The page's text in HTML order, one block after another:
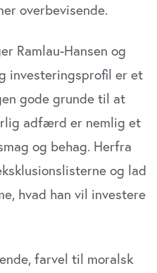
overbevisende.
Ramlau-Hansen og
investeringsprofil er et
gode grunde til at
adfærd er nemlig et
og behag. Herfra
og lad
hvad han vil investere
farvel til moralsk